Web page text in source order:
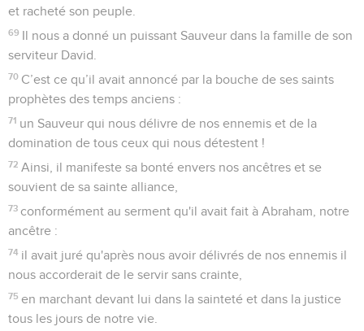
et racheté son peuple.
69 Il nous a donné un puissant Sauveur dans la famille de son
serviteur David.
70 C’est ce qu’il avait annoncé par la bouche de ses saints
prophètes des temps anciens :
71 un Sauveur qui nous délivre de nos ennemis et de la
domination de tous ceux qui nous détestent !
72 Ainsi, il manifeste sa bonté envers nos ancêtres et se
souvient de sa sainte alliance,
73 conformément au serment qu'il avait fait à Abraham, notre
ancêtre :
74 il avait juré qu'après nous avoir délivrés de nos ennemis il
nous accorderait de le servir sans crainte,
75 en marchant devant lui dans la sainteté et dans la justice
tous les jours de notre vie.